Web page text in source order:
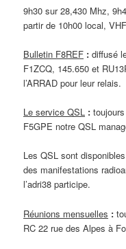
9h30 sur 28,430 Mhz,
partir de 10h00 local,
Bulletin F8REF :diffusé
F1ZCQ, 145.650 et
l’ARRAD pour leur relais.
Le service QSL :
F5GPE notre QSL
Les QSL sont
des manifestations
l’adri38 participe.
Réunions mensuelles :
RC 22 rue des Alpes à